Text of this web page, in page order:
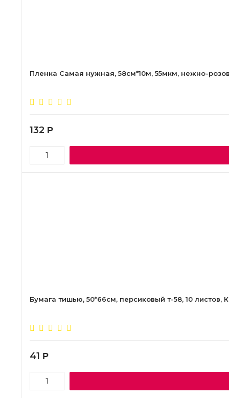
Пленка Самая нужная, 58см*10м, 55мкм, нежно-
132 Р
Бумага тишью, 50*66см, персиковый т-58, 10 листов,
41 Р